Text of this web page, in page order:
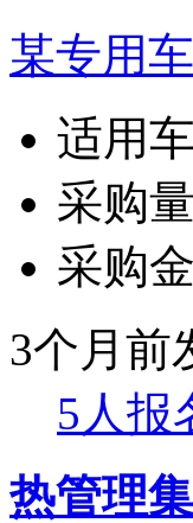
某专用
适用
采购量
采购
3个月前
5人报
热管理